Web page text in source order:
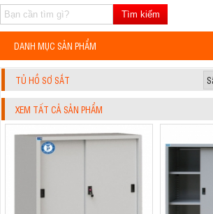
Tìm kiếm
DANH MỤC SẢN PHẨM
TỦ HỒ SƠ SẮT
XEM TẤT CẢ SẢN PHẨM